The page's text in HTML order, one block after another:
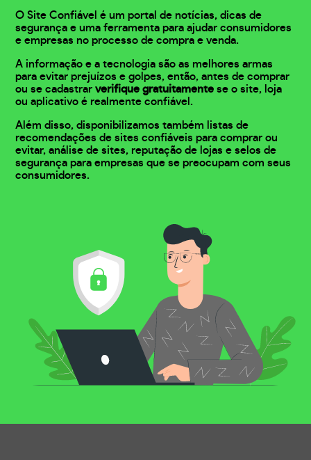
O Site Confiável é um portal de notícias, dicas de
segurança e uma ferramenta para ajudar consumidores
e empresas no processo de compra e venda.
A informação e a tecnologia são as melhores armas
para evitar prejuízos e golpes, então, antes de comprar
ou se cadastrarverifique gratuitamente se o site, loja
ou aplicativo é realmente confiável.
Além disso, disponibilizamos também listas de
recomendações de sites confiáveis para comprar ou
evitar, análise de sites, reputação de lojas e selos de
segurança para empresas que se preocupam com seus
consumidores.